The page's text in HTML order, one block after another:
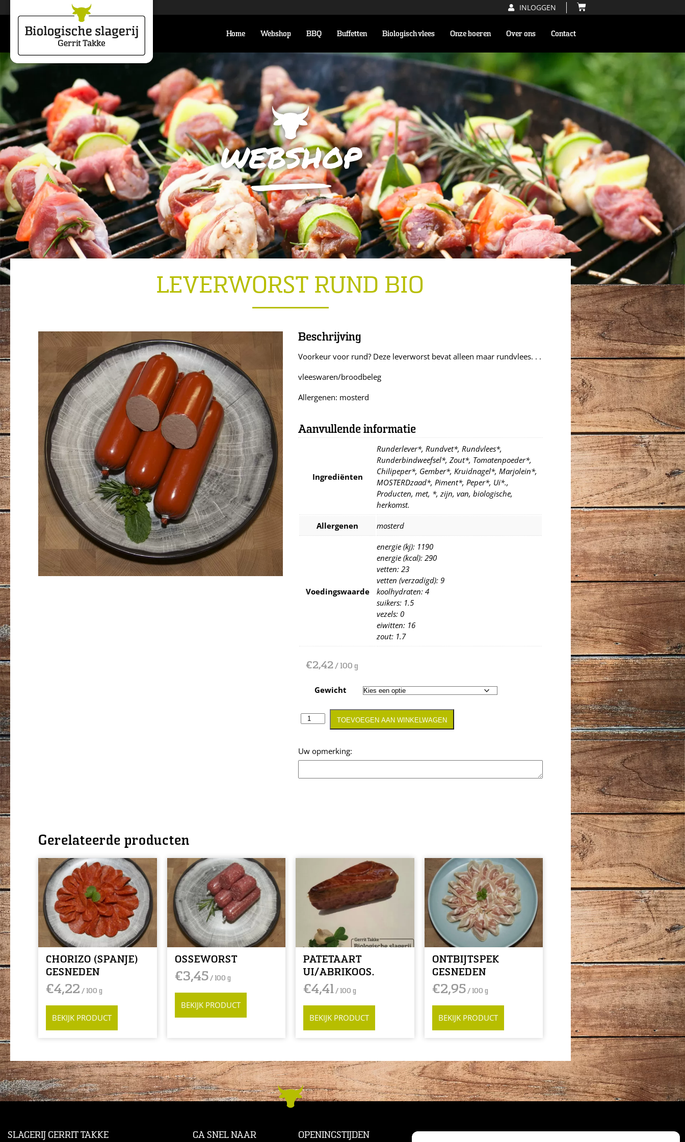
INLOGGEN
Home Webshop BBQ Buffetten Biologisch vlees Onze boeren Over ons Contact
webshop
LEVERWORST RUND BIO
Beschrijving
Voorkeur voor rund? Deze leverworst bevat alleen maar rundvlees. . .
vleeswaren/broodbeleg
Allergenen: mosterd
Aanvullende informatie
Ingrediënten
Runderlever*, Rundvet*, Rundvlees*,
Runderbindweefsel*, Zout*, Tomatenpoeder*,
Chilipeper*, Gember*, Kruidnagel*, Marjolein*,
MOSTERDzaad*, Piment*, Peper*, Ui*.,
Producten, met, *, zijn, van, biologische,
herkomst.
Allergenen mosterd
Voedingswaarde
energie (kj): 1190
energie (kcal): 290
vetten: 23
vetten (verzadigd): 9
koolhydraten: 4
suikers: 1.5
vezels: 0
eiwitten: 16
zout: 1.7
€2,42/ 100 g
Gewicht
Opmerking
TOEVOEGEN AAN WINKELWAGEN
Gerelateerde producten
CHORIZO (SPANJE)
GESNEDEN
€4,22 / 100 g
BEKIJK PRODUCT
OSSEWORST
€3,45/ 100 g
BEKIJK PRODUCT
PATETAART
UI/ABRIKOOS.
€4,41/ 100 g
BEKIJK PRODUCT
ONTBIJTSPEK
GESNEDEN
€2,95/ 100 g
BEKIJK PRODUCT
SLAGERIJ GERRIT TAKKE GA SNEL NAAR OPENINGSTIJDEN CONTACT